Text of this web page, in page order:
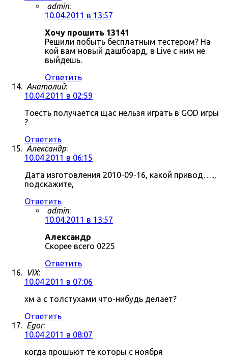
admin:
10.04.2011 в 13:57
Хочу прошить 13141
Решили побыть бесплатным тестером? На
кой вам новый дашбоард, в Live с ним не
выйдешь.
Ответить
Анатолий:
10.04.2011 в 02:59
Тоесть получается щас нельзя играть в GOD игры
?
Ответить
Александр:
10.04.2011 в 06:15
Дата изготовления 2010-09-16, какой привод…..,
подскажите,
Ответить
admin:
10.04.2011 в 13:57
Александр
Скорее всего 0225
Ответить
VIX:
10.04.2011 в 07:06
хм а с толстухами что-нибудь делает?
Ответить
Egor:
10.04.2011 в 08:07
когда прошьют те которы с ноября